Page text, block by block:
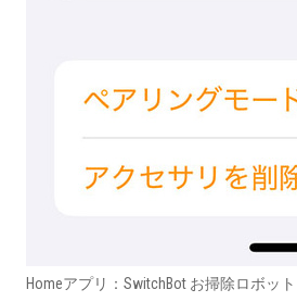
Homeアプリ：SwitchBot お掃除ロボット